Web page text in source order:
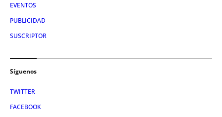
EVENTOS
PUBLICIDAD
SUSCRIPTOR
Síguenos
TWITTER
FACEBOOK